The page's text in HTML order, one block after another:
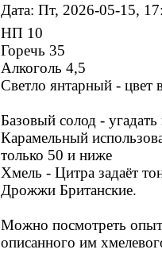
Дата: Пт, 2026-05-15,
НП 10
Горечь 35
Алкоголь 4,5
Светло янтарный - цвет
Базовый солод - угадать
Карамельный
только 50 и ниже
Хмель - Цитра задаёт
Дрожжи Британские.
Можно посмотреть
описанного им